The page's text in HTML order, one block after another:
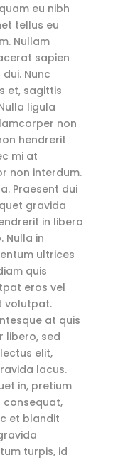
eu nibh
tellus eu
Nullam
sapien
Nunc
et, sagittis
ligula
non
hendrerit
mi at
non interdum.
Praesent dui
gravida
in libero
Nulla in
ultrices
quis
eros vel
volutpat.
at quis
libero, sed
elit,
lacus.
in, pretium
consequat,
et blandit
turpis, id